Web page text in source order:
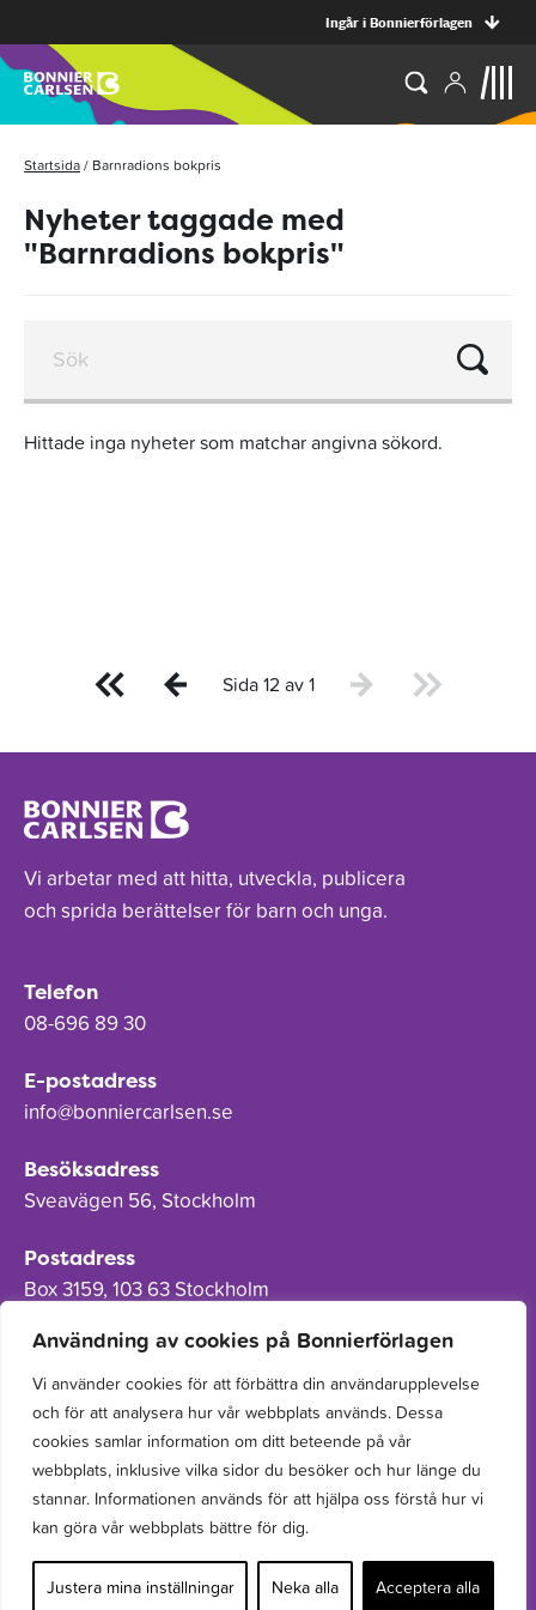
Användning av cookies på Bonnierförlagen
Vi använder cookies för att förbättra din användarupplevelse
och för att analysera hur vår webbplats används. Dessa
cookies samlar information om ditt beteende på vår
webbplats, inklusive vilka sidor du besöker och hur länge du
stannar. Informationen används för att hjälpa oss förstå hur vi
kan göra vår webbplats bättre för dig.
Justera mina inställningar Neka alla Acceptera alla
Ingår i Bonnierförlagen
Startsida/ Barnradions bokpris
Nyheter taggade med
"Barnradions bokpris"
Hittade inga nyheter som matchar angivna sökord.
Sida 12 av 1
Vi arbetar med att hitta, utveckla, publicera
och sprida berättelser för barn och unga.
Telefon
08-696 89 30
E-postadress
info@bonniercarlsen.se
Besöksadress
Sveavägen 56, Stockholm
Postadress
Box 3159, 103 63 Stockholm
Om Bonnierförlagen
Cookies
Integritetspolicy